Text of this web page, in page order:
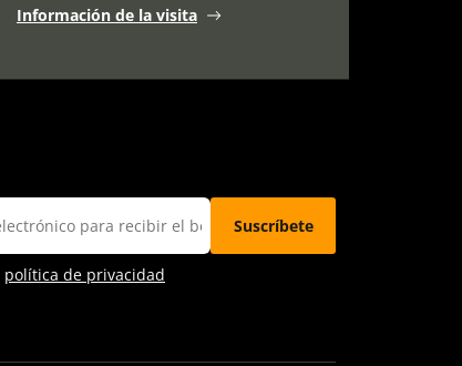
Información de la visita
política de privacidad